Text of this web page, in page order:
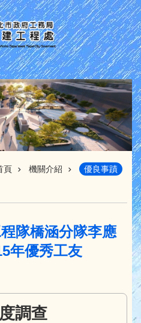
頁 機關介紹 優良事蹟
隊橋涵分隊李應
年優秀工友
調查